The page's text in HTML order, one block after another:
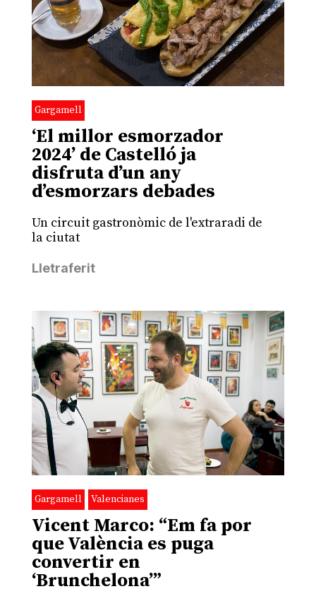
Gargamell
‘El millor esmorzador
2024’ de Castelló ja
disfruta d’un any
d’esmorzars debades
Un circuit gastronòmic de l'extraradi de
la ciutat
Lletraferit
Gargamell Valencianes
Vicent Marco: “Em fa por
que València es puga
convertir en
‘Brunchelona’”